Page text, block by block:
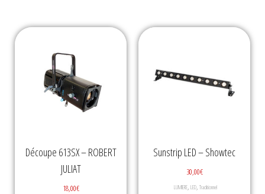
Découpe 613SX – ROBERT
JULIAT
18,00€
Sunstrip LED – Showtec
30,00€
LUMIERE, LED, Traditionnel